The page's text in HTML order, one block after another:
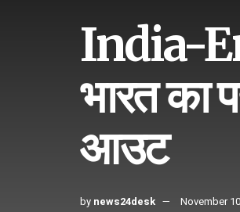
India-
भारत का
आउट
by news24desk November